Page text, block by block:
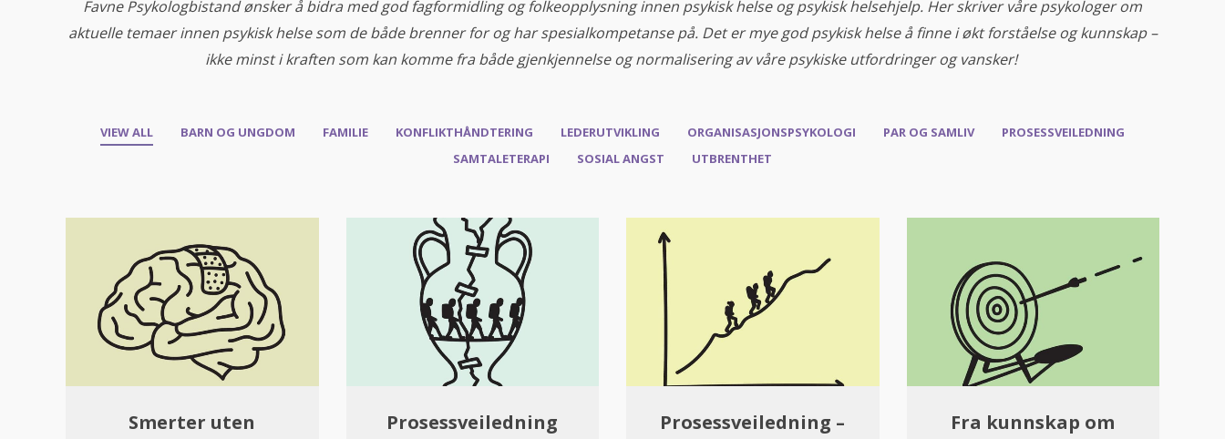
Favne Psykologbistand ønsker å bidra med god fagformidling og folkeopplysning innen psykisk helse og psykisk helsehjelp. Her skriver våre psykologer om
aktuelle temaer innen psykisk helse som de både brenner for og har spesialkompetanse på. Det er mye god psykisk helse å finne i økt forståelse og kunnskap –
ikke minst i kraften som kan komme fra både gjenkjennelse og normalisering av våre psykiske utfordringer og vansker!
VIEW ALL BARN OG UNGDOM FAMILIE KONFLIKTHÅNDTERING LEDERUTVIKLING ORGANISASJONSPSYKOLOGI PAR OG SAMLIV
PROSESSVEILEDNING
SAMTALETERAPI
SOSIAL ANGST UTBRENTHET
Smerter uten
Prosessveiledning
Prosessveiledning –
Fra kunnskap om